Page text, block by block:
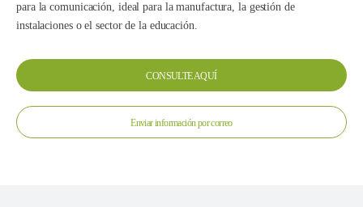
para la comunicación, ideal para la manufactura, la gestión de
instalaciones o el sector de la educación.
CONSULTE AQUÍ
Enviar información por correo